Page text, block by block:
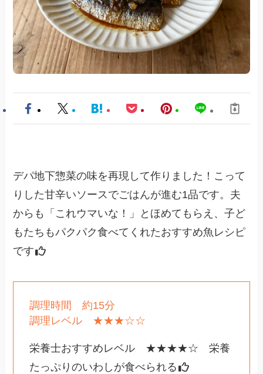
デパ地下惣菜の味を再現して作りました！こって
りした甘辛いソースでごはんが進む1品です。夫
からも「これウマいな！」とほめてもらえ、子ど
もたちもパクパク食べてくれたおすすめ魚レシピ
です
調理時間 約15分
調理レベル ★★★☆☆
栄養士おすすめレベル ★★★★☆ 栄養
たっぷりのいわしが食べられる